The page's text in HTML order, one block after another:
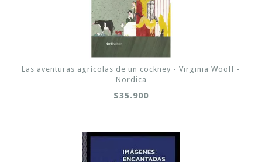
Las aventuras agrícolas de un cockney - Virginia Woolf -
Nordica
$35.900